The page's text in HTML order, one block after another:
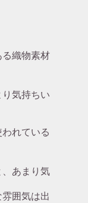
織物素材
気持ちい
れている
あまり気
囲気は出